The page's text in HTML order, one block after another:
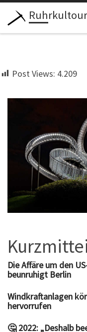
Zum Inhalt springen
Ruhrkultour
Post Views: 4.209
Die Affäre um den
beunruhigt Berlin
Windkraftanlagen
hervorrufen
🤔 2022: „Deshalb